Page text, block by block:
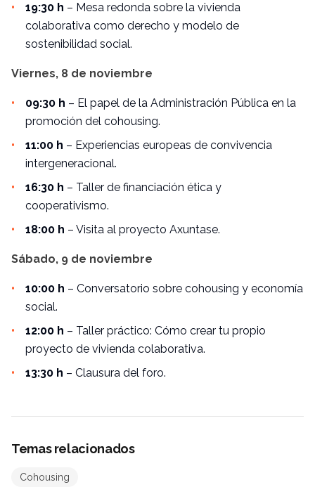
19:30 h – Mesa redonda sobre la vivienda
colaborativa como derecho y modelo de
sostenibilidad social.
Viernes, 8 de noviembre
09:30 h – El papel de la Administración Pública en la
promoción del cohousing.
11:00 h – Experiencias europeas de convivencia
intergeneracional.
16:30 h – Taller de financiación ética y
cooperativismo.
18:00 h – Visita al proyecto Axuntase.
Sábado, 9 de noviembre
10:00 h – Conversatorio sobre cohousing y economía
social.
12:00 h – Taller práctico: Cómo crear tu propio
proyecto de vivienda colaborativa.
13:30 h – Clausura del foro.
Temas relacionados
Cohousing